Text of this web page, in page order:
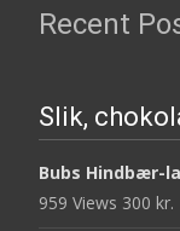
Recent
Slik,
Bubs Hindbær-
959 Views 300 kr.